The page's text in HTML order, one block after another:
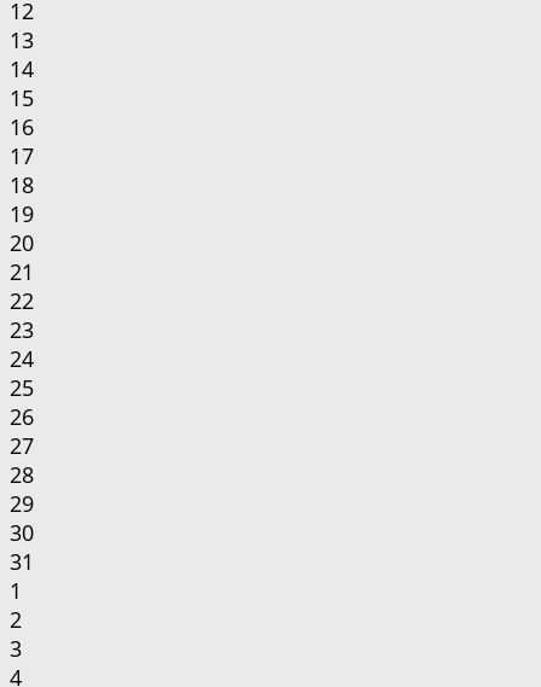
12
13
14
15
16
17
18
19
20
21
22
23
24
25
26
27
28
29
30
31
1
2
3
4